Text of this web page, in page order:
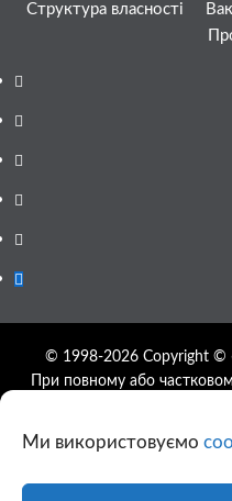
Ми використовуємо
Структура власності
Facebook
YouTube
Telegram
Instagram
Twitter
Google
© 1998-2026 Copyright ©
При повному або